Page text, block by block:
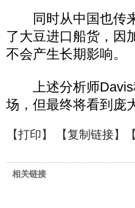
同时从中国也传来
了大豆进口船货，因
不会产生长期影响。
上述分析师Davis
场，但最终将看到庞
【打印】 【复制链接】【
相关链接